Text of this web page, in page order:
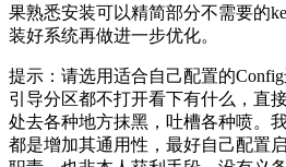
果熟悉安装可以精简部分不需要的
装好系统再做进一步优化。
提示：请选用适合自己配置的
引导分区都不打开看下有什么，直
处去各种地方抹黑，吐槽各种喷。
都是增加其通用性，最好自己配置